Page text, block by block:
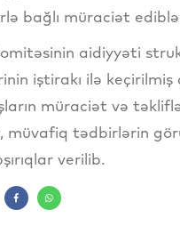
bağlı müraciət
aidiyyəti
iştirakı ilə keçirilmiş
müraciət və
müvafiq tədbirlərin
verilib.